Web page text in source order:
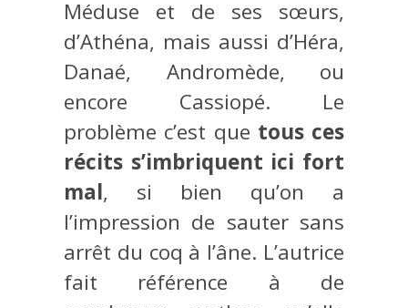
Méduse et de ses sœurs,
d’Athéna, mais aussi d’Héra,
Danaé, Andromède, ou
encore Cassiopé. Le
problème c’est que tous ces
récits s’imbriquent ici fort
mal, si bien qu’on a
l’impression de sauter sans
arrêt du coq à l’âne. L’autrice
fait référence à de